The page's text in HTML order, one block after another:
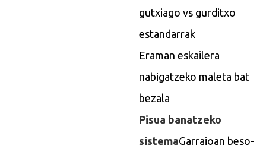
gutxiago vs gurditxo
estandarrak
Eraman eskailera
nabigatzeko maleta bat
bezala
Pisua banatzeko
sistemaGarraioan beso-